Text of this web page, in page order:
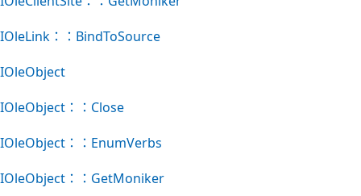
IOleLink：：BindToSource
IOleObject
IOleObject：：Close
IOleObject：：EnumVerbs
IOleObject：：GetMoniker